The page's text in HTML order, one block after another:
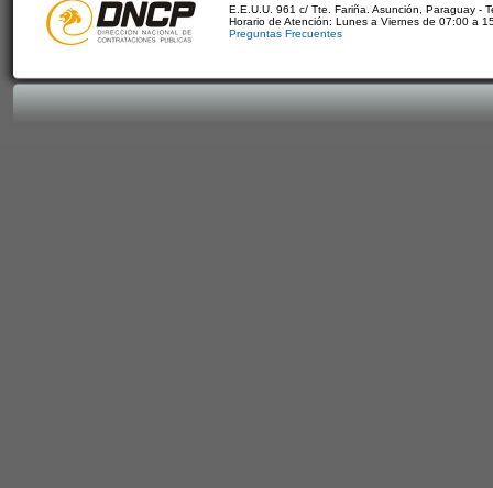
E.E.U.U. 961 c/ Tte. Fariña. Asunción, Paraguay -
Horario de Atención: Lunes a Viernes de 07:00 a
Preguntas Frecuentes